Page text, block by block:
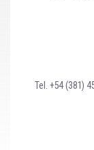
Tel. +54 (381)